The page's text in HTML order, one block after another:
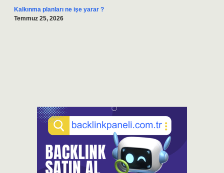
Kalkınma planları ne işe yarar ?
Temmuz 25, 2026